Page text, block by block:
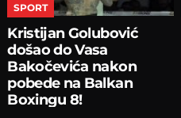
SPORT
Kristijan Golubović
došao do Vasa
Bakočevića nakon
pobede na Balkan
Boxingu 8!